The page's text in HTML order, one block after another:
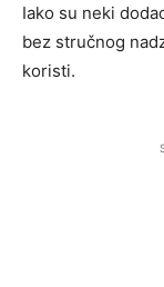
Iako su neki
bez stručnog
koristi.